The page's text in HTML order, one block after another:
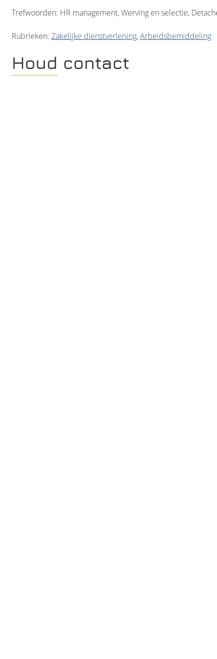
Trefwoorden: HR management, Werving en selectie,
Rubrieken: Zakelijke dienstverlening,Arbeidsbemiddeling
Houd contact